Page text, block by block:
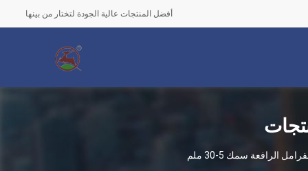
أفضل المنتجات عالية الجودة لتختار من بينها
الرافعة سمك 5-30 ملم